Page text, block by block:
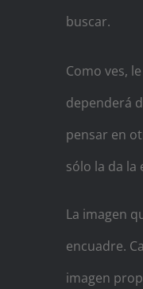
buscar.
Como ves,
dependerá
pensar en
sólo la da la
La imagen
encuadre.
imagen